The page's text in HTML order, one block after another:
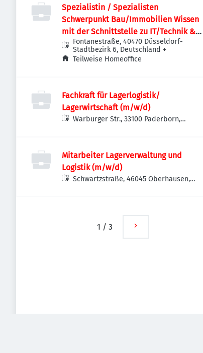
Spezialistin / Spezialisten
Schwerpunkt Bau/Immobilien Wissen
mit der Schnittstelle zu IT/Technik &
Einkauf (m/w/d)
Fontanestraße, 40470 Düsseldorf-
Stadtbezirk 6, Deutschland +
Teilweise Homeoffice
Fachkraft für Lagerlogistik/
Lagerwirtschaft (m/w/d)
Warburger Str., 33100 Paderborn,
Mitarbeiter Lagerverwaltung und
Logistik (m/w/d)
Schwartzstraße, 46045 Oberhausen,
1 / 3